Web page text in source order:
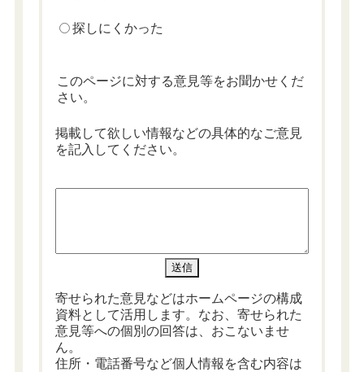
探しにくかった
このページに対する意見等をお聞かせくだ
さい。
掲載して欲しい情報などの具体的なご意見
を記入してください。
寄せられた意見などはホームページの構成
資料として活用します。なお、寄せられた
意見等への個別の回答は、おこないませ
ん。
住所・電話番号など個人情報を含む内容は